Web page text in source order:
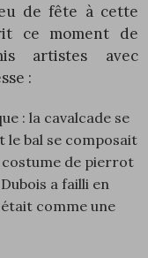
de fête à cette
ce moment de
artistes avec
:
: la cavalcade se
le bal se composait
de pierrot
a failli en
comme une